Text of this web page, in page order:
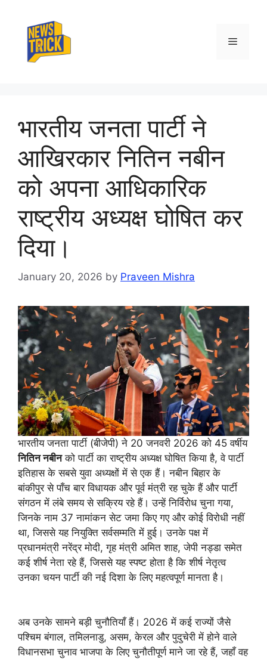
content
Menu
भारतीय जनता पार्टी ने
आखिरकार नितिन नबीन
को अपना आधिकारिक
राष्ट्रीय अध्यक्ष घोषित कर
दिया।
January 20, 2026 by Praveen Mishra
भारतीय जनता पार्टी (बीजेपी) ने 20 जनवरी 2026 को 45 वर्षीय
नितिन नबीनको पार्टी का राष्ट्रीय अध्यक्ष घोषित किया है, वे पार्टी
इतिहास के सबसे युवा अध्यक्षों में से एक हैं। नबीन बिहार के
बांकीपुर से पाँच बार विधायक और पूर्व मंत्री रह चुके हैं और पार्टी
संगठन में लंबे समय से सक्रिय रहे हैं। उन्हें निर्विरोध चुना गया,
जिनके नाम 37 नामांकन सेट जमा किए गए और कोई विरोधी नहीं
था, जिससे यह नियुक्ति सर्वसम्मति में हुई। उनके पक्ष में
प्रधानमंत्री नरेंद्र मोदी, गृह मंत्री अमित शाह, जेपी नड्डा समेत
कई शीर्ष नेता रहे हैं, जिससे यह स्पष्ट होता है कि शीर्ष नेतृत्व
उनका चयन पार्टी की नई दिशा के लिए महत्वपूर्ण मानता है।
अब उनके सामने बड़ी चुनौतियाँ हैं। 2026 में कई राज्यों जैसे
पश्चिम बंगाल, तमिलनाडु, असम, केरल और पुदुचेरी में होने वाले
विधानसभा चुनाव भाजपा के लिए चुनौतीपूर्ण माने जा रहे हैं, जहाँ वह